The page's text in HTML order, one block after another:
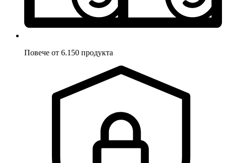
Повече от 6.150 продукта